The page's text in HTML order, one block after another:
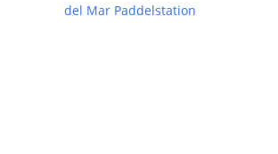
del Mar Paddelstation